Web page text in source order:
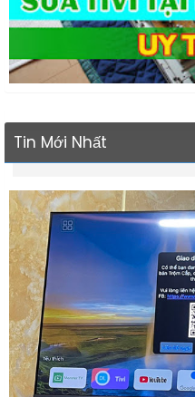
Tin Mới Nhất